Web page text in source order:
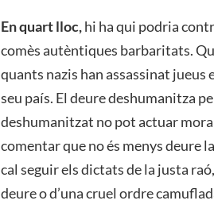
En quart lloc,hi ha qui podria
comès autèntiques barbaritats.
quants nazis han assassinat jueus
seu país. El deure deshumanitza
deshumanitzat no pot actuar
comentar que no és menys deure
cal seguir els dictats de la justa
deure o d’una cruel ordre